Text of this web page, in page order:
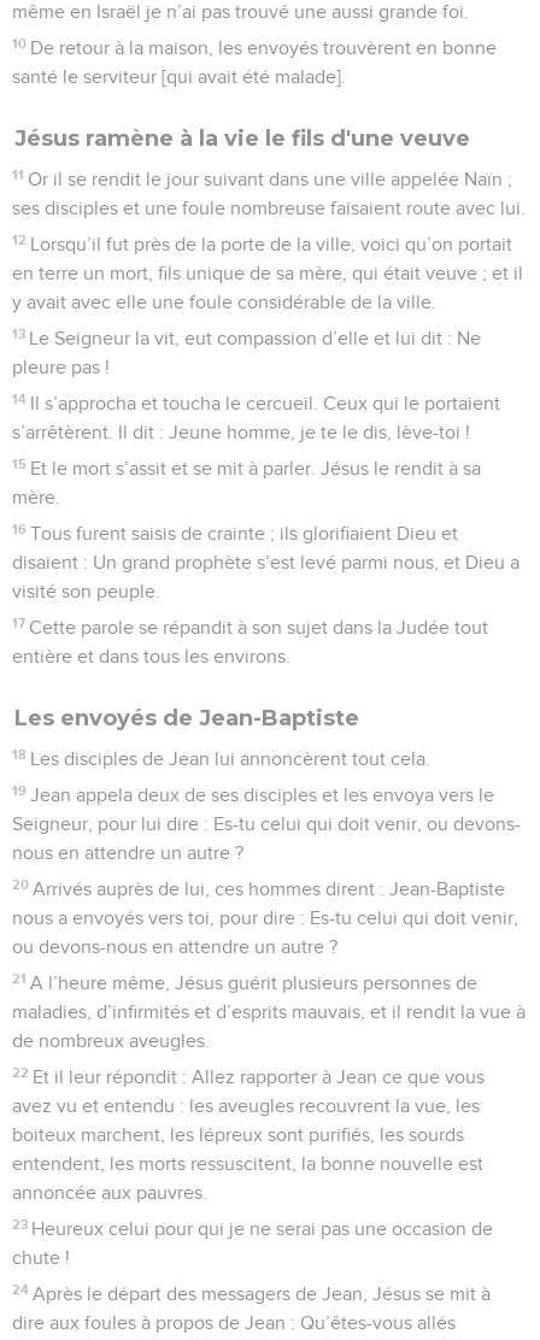
même en Israël je n’ai pas trouvé une aussi grande foi.
10 De retour à la maison, les envoyés trouvèrent en bonne
santé le serviteur [qui avait été malade].
Jésus ramène à la vie le fils d'une veuve
11 Or il se rendit le jour suivant dans une ville appelée Naïn ;
ses disciples et une foule nombreuse faisaient route avec lui.
12 Lorsqu’il fut près de la porte de la ville, voici qu’on portait
en terre un mort, fils unique de sa mère, qui était veuve ; et il
y avait avec elle une foule considérable de la ville.
13 Le Seigneur la vit, eut compassion d’elle et lui dit : Ne
pleure pas !
14 Il s’approcha et toucha le cercueil. Ceux qui le portaient
s’arrêtèrent. Il dit : Jeune homme, je te le dis, lève-toi !
15 Et le mort s’assit et se mit à parler. Jésus le rendit à sa
mère.
16 Tous furent saisis de crainte ; ils glorifiaient Dieu et
disaient : Un grand prophète s’est levé parmi nous, et Dieu a
visité son peuple.
17 Cette parole se répandit à son sujet dans la Judée tout
entière et dans tous les environs.
Les envoyés de Jean-Baptiste
18 Les disciples de Jean lui annoncèrent tout cela.
19 Jean appela deux de ses disciples et les envoya vers le
Seigneur, pour lui dire : Es-tu celui qui doit venir, ou devons-
nous en attendre un autre ?
20 Arrivés auprès de lui, ces hommes dirent : Jean-Baptiste
nous a envoyés vers toi, pour dire : Es-tu celui qui doit venir,
ou devons-nous en attendre un autre ?
21 A l’heure même, Jésus guérit plusieurs personnes de
maladies, d’infirmités et d’esprits mauvais, et il rendit la vue à
de nombreux aveugles.
22 Et il leur répondit : Allez rapporter à Jean ce que vous
avez vu et entendu : les aveugles recouvrent la vue, les
boiteux marchent, les lépreux sont purifiés, les sourds
entendent, les morts ressuscitent, la bonne nouvelle est
annoncée aux pauvres.
23 Heureux celui pour qui je ne serai pas une occasion de
chute !
24 Après le départ des messagers de Jean, Jésus se mit à
dire aux foules à propos de Jean : Qu’êtes-vous allés